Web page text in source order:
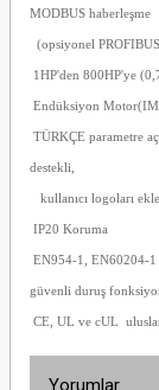
MODBUS haberleşme
(opsiyonel
1HP'den 800HP'ye
Endüksiyon
TÜRKÇE parametre
destekli,
kullanıcı logoları
IP20 Koruma
EN954-1, EN60204-1
güvenli duruş
CE, UL ve cUL
Yorumlar